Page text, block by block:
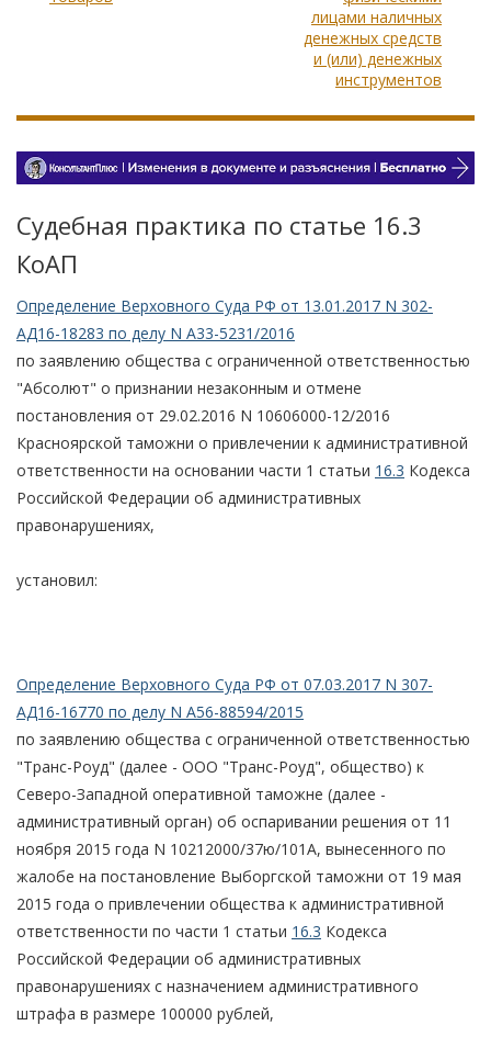
лицами наличных
денежных средств
и (или) денежных
инструментов
Судебная практика по статье 16.3
КоАП
Определение Верховного Суда РФ от 13.01.2017 N 302-
АД16-18283 по делу N А33-5231/2016
по заявлению общества с ограниченной ответственностью
"Абсолют" о признании незаконным и отмене
постановления от 29.02.2016 N 10606000-12/2016
Красноярской таможни о привлечении к административной
ответственности на основании части 1 статьи 16.3 Кодекса
Российской Федерации об административных
правонарушениях,
установил:
Определение Верховного Суда РФ от 07.03.2017 N 307-
АД16-16770 по делу N А56-88594/2015
по заявлению общества с ограниченной ответственностью
"Транс-Роуд" (далее - ООО "Транс-Роуд", общество) к
Северо-Западной оперативной таможне (далее -
административный орган) об оспаривании решения от 11
ноября 2015 года N 10212000/37ю/101А, вынесенного по
жалобе на постановление Выборгской таможни от 19 мая
2015 года о привлечении общества к административной
ответственности по части 1 статьи 16.3 Кодекса
Российской Федерации об административных
правонарушениях с назначением административного
штрафа в размере 100000 рублей,